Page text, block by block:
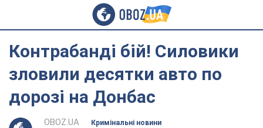
Контрабанді бій! Силовики
зловили десятки авто по
дорозі на Донбас
OBOZ.UA
Кримінальні новини